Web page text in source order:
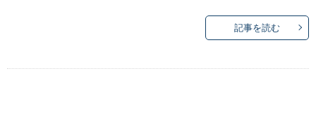
記事を読む